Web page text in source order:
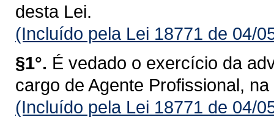
desta Lei.
(Incluído pela Lei 18771 de 04/
§1°. É vedado o exercício da
cargo de Agente Profissional,
(Incluído pela Lei 18771 de 04/